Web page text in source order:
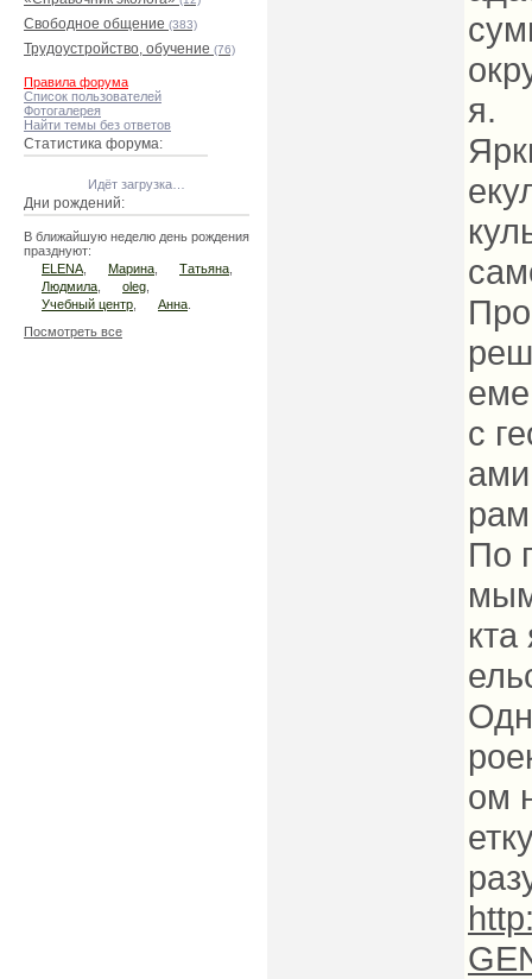
Свободное общение (383)
Трудоустройство, обучение (76)
Правила форума
Список пользователей
Фотогалерея
Найти темы без ответов
Статистика форума:
Идёт загрузка…
Дни рождений:
В ближайшую неделю день рождения
празднуют:
ELENA
Марина Татьяна
Людмила
oleg
Учебный центр
Анна
Посмотреть все
я.
с
По
ом